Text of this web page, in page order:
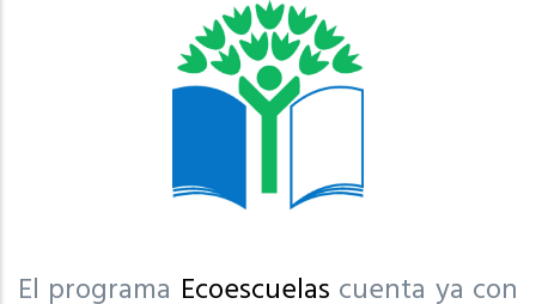
El programa Ecoescuelas cuenta ya con